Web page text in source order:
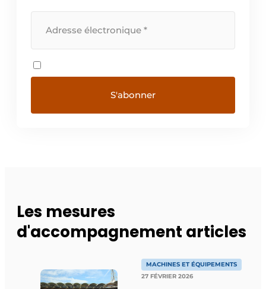
Les mesures
d'accompagnement articles
MACHINES ET ÉQUIPEMENTS
27 FÉVRIER 2026